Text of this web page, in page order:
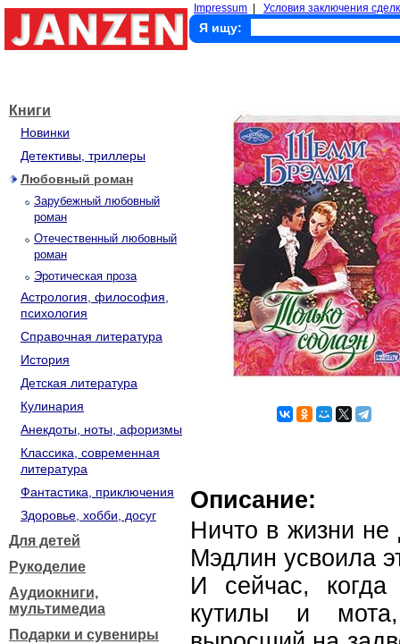
Impressum Условия заключения
Я ищу:
Книги
Новинки
Детективы, триллеры
Любовный роман
Зарубежный любовный
роман
Отечественный любовный
роман
Эротическая проза
Астрология, философия,
психология
Справочная литература
История
Детская литература
Кулинария
Анекдоты, ноты, афоризмы
Классика, современная
литература
Фантастика, приключения
Здоровье, хобби, досуг
Для детей
Рукоделие
Аудиокниги,
мультимедиа
Подарки и сувениры
Описание:
Ничто в жизни
Мэдлин усвоила
И сейчас,
кутилы и